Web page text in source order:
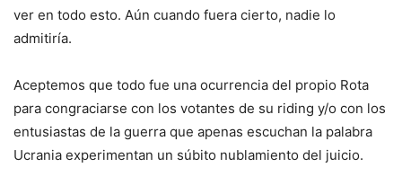
ver en todo esto. Aún cuando fuera cierto, nadie lo
admitiría.
Aceptemos que todo fue una ocurrencia del propio Rota
para congraciarse con los votantes de su riding y/o con los
entusiastas de la guerra que apenas escuchan la palabra
Ucrania experimentan un súbito nublamiento del juicio.